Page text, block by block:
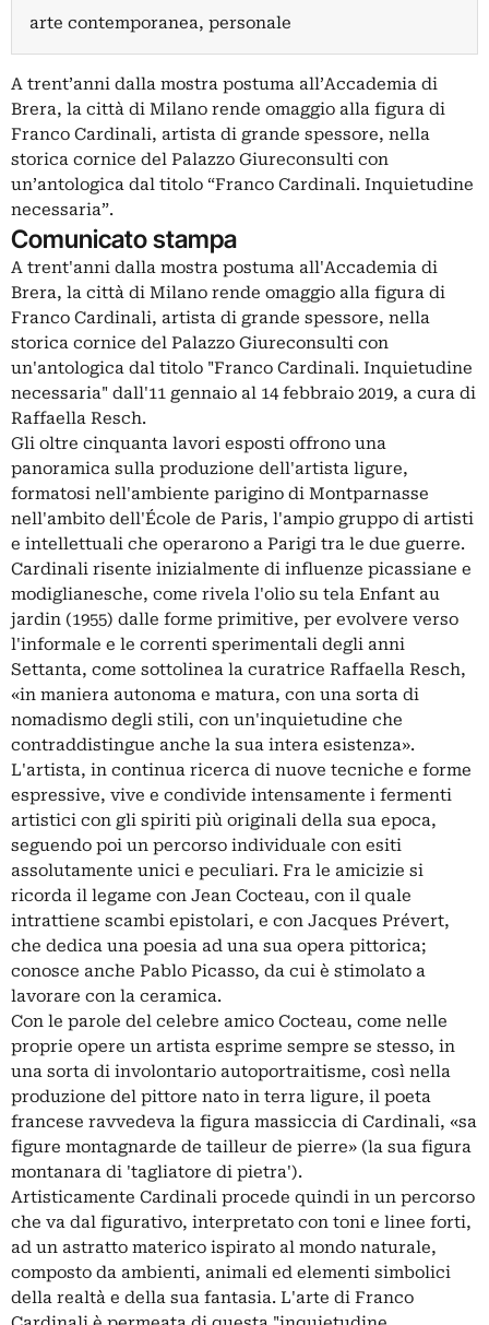
arte contemporanea, personale
A trent’anni dalla mostra postuma all’Accademia di
Brera, la città di Milano rende omaggio alla figura di
Franco Cardinali, artista di grande spessore, nella
storica cornice del Palazzo Giureconsulti con
un’antologica dal titolo “Franco Cardinali. Inquietudine
necessaria”.
Comunicato stampa
A trent'anni dalla mostra postuma all'Accademia di
Brera, la città di Milano rende omaggio alla figura di
Franco Cardinali, artista di grande spessore, nella
storica cornice del Palazzo Giureconsulti con
un'antologica dal titolo "Franco Cardinali. Inquietudine
necessaria" dall'11 gennaio al 14 febbraio 2019, a cura di
Raffaella Resch.
Gli oltre cinquanta lavori esposti offrono una
panoramica sulla produzione dell'artista ligure,
formatosi nell'ambiente parigino di Montparnasse
nell'ambito dell'École de Paris, l'ampio gruppo di artisti
e intellettuali che operarono a Parigi tra le due guerre.
Cardinali risente inizialmente di influenze picassiane e
modiglianesche, come rivela l'olio su tela Enfant au
jardin (1955) dalle forme primitive, per evolvere verso
l'informale e le correnti sperimentali degli anni
Settanta, come sottolinea la curatrice Raffaella Resch,
«in maniera autonoma e matura, con una sorta di
nomadismo degli stili, con un'inquietudine che
contraddistingue anche la sua intera esistenza».
L'artista, in continua ricerca di nuove tecniche e forme
espressive, vive e condivide intensamente i fermenti
artistici con gli spiriti più originali della sua epoca,
seguendo poi un percorso individuale con esiti
assolutamente unici e peculiari. Fra le amicizie si
ricorda il legame con Jean Cocteau, con il quale
intrattiene scambi epistolari, e con Jacques Prévert,
che dedica una poesia ad una sua opera pittorica;
conosce anche Pablo Picasso, da cui è stimolato a
lavorare con la ceramica.
Con le parole del celebre amico Cocteau, come nelle
proprie opere un artista esprime sempre se stesso, in
una sorta di involontario autoportraitisme, così nella
produzione del pittore nato in terra ligure, il poeta
francese ravvedeva la figura massiccia di Cardinali, «sa
figure montagnarde de tailleur de pierre» (la sua figura
montanara di 'tagliatore di pietra').
Artisticamente Cardinali procede quindi in un percorso
che va dal figurativo, interpretato con toni e linee forti,
ad un astratto materico ispirato al mondo naturale,
composto da ambienti, animali ed elementi simbolici
della realtà e della sua fantasia. L'arte di Franco